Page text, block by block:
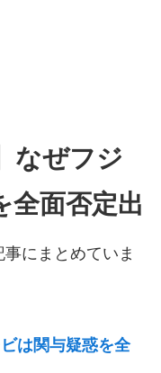
なぜフジ
全面否定出
にまとめていま
は関与疑惑を全